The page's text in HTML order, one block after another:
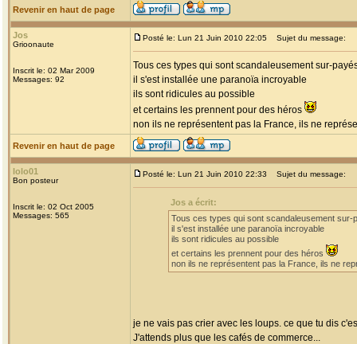
Revenir en haut de page
Jos
Grioonaute
Inscrit le: 02 Mar 2009
Messages: 92
Posté le: Lun 21 Juin 2010 22:05 Sujet du message:
Tous ces types qui sont scandaleusement sur-
il s'est installée une paranoïa incroyable
ils sont ridicules au possible
et certains les prennent pour des héros
non ils ne représentent pas la France, ils ne
Revenir en haut de page
lolo01
Bon posteur
Inscrit le: 02 Oct 2005
Messages: 565
Posté le: Lun 21 Juin 2010 22:33 Sujet du message:
Jos a écrit:
Tous ces types qui sont scandaleusement
il s'est installée une paranoïa incroyable
ils sont ridicules au possible
et certains les prennent pour des héros
non ils ne représentent pas la France, ils ne
je ne vais pas crier avec les loups. ce que tu dis
J'attends plus que les cafés de commerce...